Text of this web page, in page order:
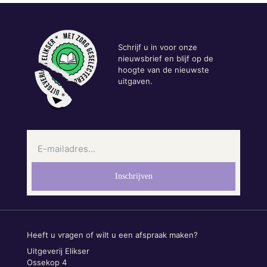
Schrijf u in voor onze
nieuwsbrief en blijf op de
hoogte van de nieuwste
uitgaven.
Heeft u vragen of wilt u een afspraak maken?
Uitgeverij Elikser
Ossekop 4